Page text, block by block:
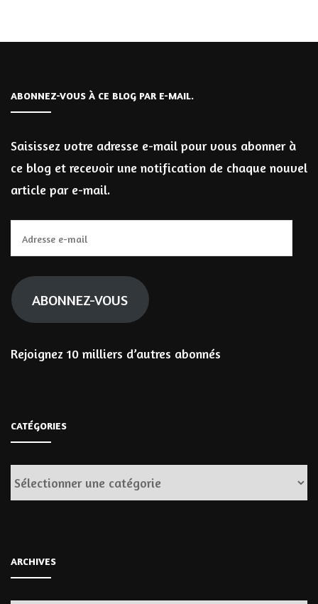
ABONNEZ-VOUS À CE BLOG PAR E-MAIL.
Saisissez votre adresse e-mail pour vous abonner à
ce blog et recevoir une notification de chaque nouvel
article par e-mail.
e-
mail
ABONNEZ-VOUS
Rejoignez 10 milliers d’autres abonnés
CATÉGORIES
Catégories
ARCHIVES